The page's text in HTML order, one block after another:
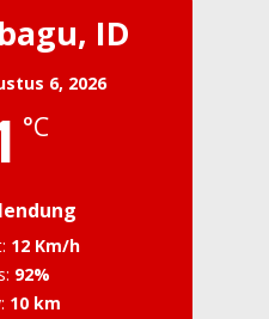
ID
6, 2026
°C
12 Km/h
92%
10 km